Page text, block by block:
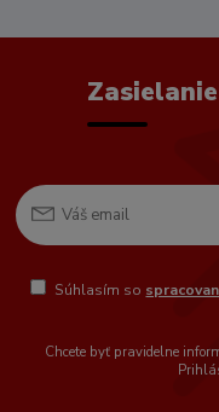
Súhlasím so
Chcete byť pravidelne